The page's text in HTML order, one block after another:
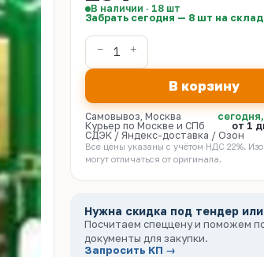
В наличии · 18 шт
Забрать сегодня — 8 шт на
В корзину
Самовывоз, Москва
Курьер по Москве и СПб
от 1
СДЭК / Яндекс-доставка / Озон
Все цены указаны с учётом НДС 22%.
могут отличаться от оригинала.
Нужна скидка под тендер
Посчитаем спеццену и поможем
документы для закупки.
Запросить КП →